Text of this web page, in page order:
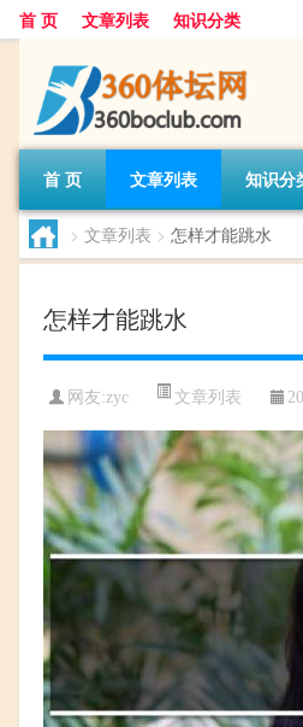
首 页 文章列表 知识分类
首 页 文章列表 知识分
> 文章列表 > 怎样才能跳水
怎样才能跳水
网友:zyc 文章列表